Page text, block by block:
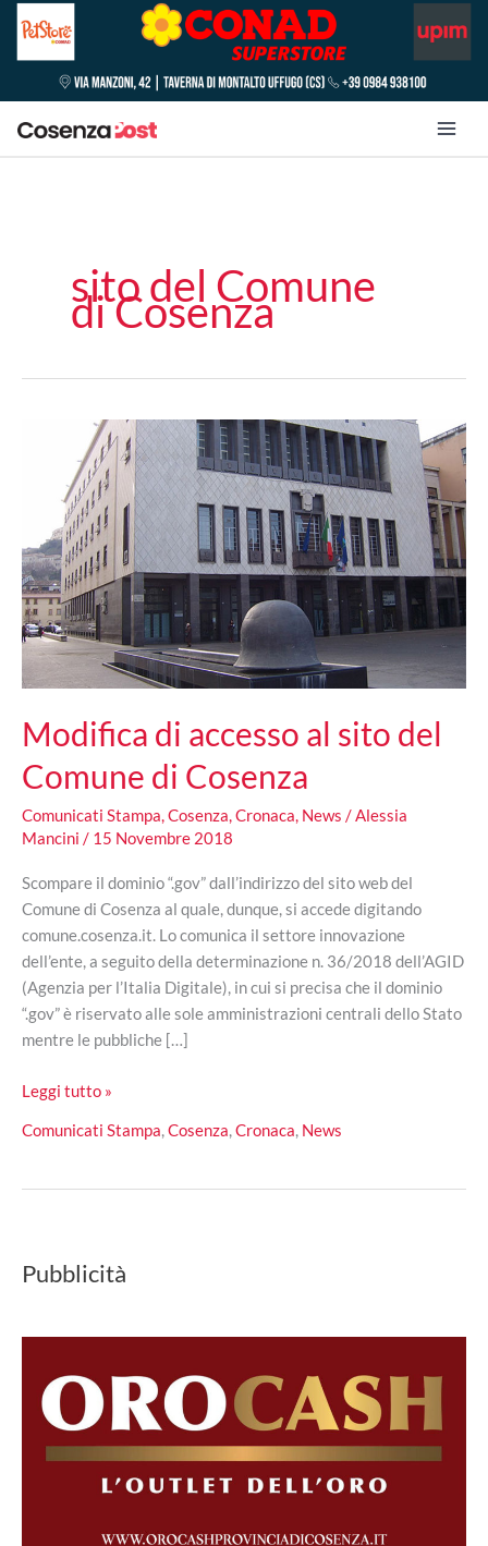
sito del Comune
di Cosenza
Modifica di accesso al sito del
Comune di Cosenza
Comunicati Stampa,Cosenza,Cronaca, News /Alessia
Mancini / 15 Novembre 2018
Scompare il dominio “.gov” dall’indirizzo del sito web del
Comune di Cosenza al quale, dunque, si accede digitando
comune.cosenza.it. Lo comunica il settore innovazione
dell’ente, a seguito della determinazione n. 36/2018 dell’AGID
(Agenzia per l’Italia Digitale), in cui si precisa che il dominio
“.gov” è riservato alle sole amministrazioni centrali dello Stato
mentre le pubbliche […]
Modifica
accesso
sito
di
Leggi tutto »
Comunicati Stampa,Cosenza,Cronaca, News
Pubblicità